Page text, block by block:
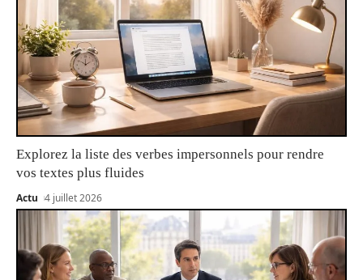
Explorez la liste des verbes impersonnels pour rendre
vos textes plus fluides
Actu 4 juillet 2026